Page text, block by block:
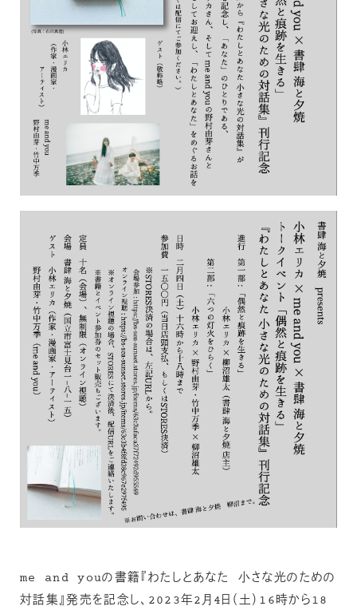
me and youの書籍『わたしとあなた 小さな光のための
対話集』発売を記念し、2023年2月4日（土）16時から18